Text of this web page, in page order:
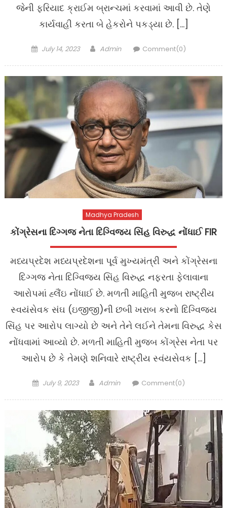
જેની ફરિયાદ ક્રાઈમ બ્રાન્ચમાં કરવામાં આવી છે. તેણે
કાર્યવાહી કરતા બે હેકરોને પકડ્યા છે. […]
Posted
July 14, 2023 Author
Admin Comment(0)
Madhya Pradesh
કોંગ્રેસના દિગ્ગજ નેતા દિગ્વિજય સિંહ વિરુદ્ધ નોંધાઈ FIR
મધ્યપ્રદેશ મધ્યપ્રદેશના પૂર્વ મુખ્યમંત્રી અને કોંગ્રેસના
દિગ્ગજ નેતા દિગ્વિજય સિંહ વિરુદ્ધ નફરતા ફેલાવાના
આરોપમાં હ્લૈંઇ નોંધાઈ છે. મળતી માહિતી મુજબ રાષ્ટ્રીય
સ્વયંસેવક સંઘ (ઇજીજી)ની છબી ખરાબ કરનો દિગ્વિજય
સિંહ પર આરોપ લાગ્યો છે અને તેને લઈને તેમના વિરુદ્ધ કેસ
નોંધવામાં આવ્યો છે. મળતી માહિતી મુજબ કોંગ્રેસ નેતા પર
આરોપ છે કે તેમણે શનિવારે રાષ્ટ્રીય સ્વંયસેવક […]
Posted
July 9, 2023 Author
Admin Comment(0)